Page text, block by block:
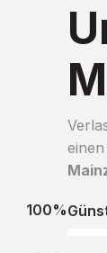
einen
100%